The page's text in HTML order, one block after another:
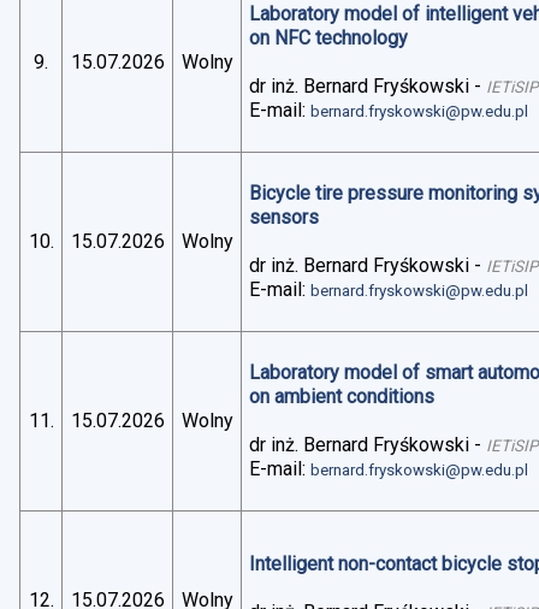
9. 15.07.2026 Wolny
Laboratory model of intelligent
on NFC technology
dr inż. Bernard Fryśkowski - IETiSIP
E-mail:bernard.fryskowski@pw.edu.pl
10. 15.07.2026 Wolny
Bicycle tire pressure monitoring
sensors
dr inż. Bernard Fryśkowski - IETiSIP
E-mail:bernard.fryskowski@pw.edu.pl
11. 15.07.2026 Wolny
Laboratory model of smart
on ambient conditions
dr inż. Bernard Fryśkowski - IETiSIP
E-mail:bernard.fryskowski@pw.edu.pl
12. 15.07.2026 Wolny
Intelligent non-contact bicycle